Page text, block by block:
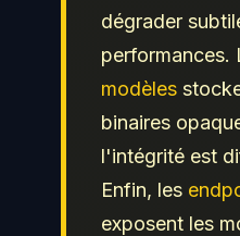
dégrader
performances.
modèles
binaires
l'intégrité est
Enfin, les
exposent les